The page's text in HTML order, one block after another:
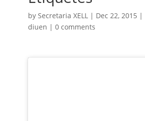
by Secretaria XELL| Dec 22, 2015 |
diuen | 0 comments